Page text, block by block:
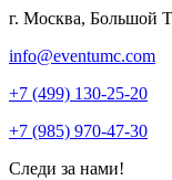
г. Москва, Большой
info@eventumc.com
+7 (499) 130-25-20
+7 (985) 970-47-30
Следи за нами!